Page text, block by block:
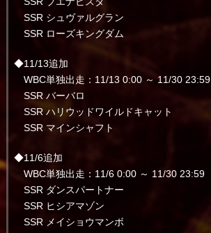
SSR シュヴァルグラン
SSR ローズキングダム
◆11/13追加
WBC単独出走：11/13 0:00 ～ 11/30 23:59
SSR バーバロ
SSR ハリウッドワイルドキャット
SSR マインシャフト
◆11/6追加
WBC単独出走：11/6 0:00 ～ 11/30 23:59
SSR ダンスパートナー
SSR ヒシアマゾン
SSR メイショウマンボ